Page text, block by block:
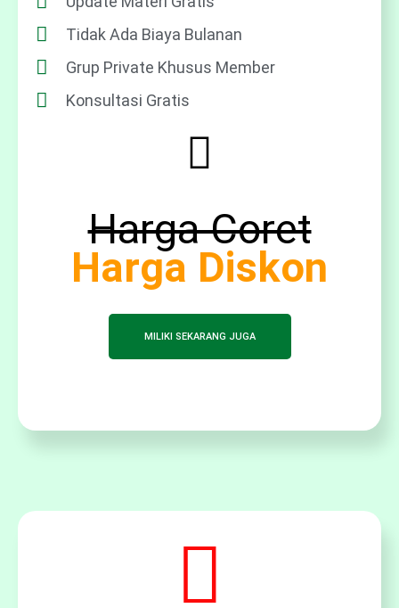
Tidak Ada Biaya Bulanan
Grup Private Khusus Member
Konsultasi Gratis
Harga Coret
Harga Diskon
MILIKI SEKARANG JUGA